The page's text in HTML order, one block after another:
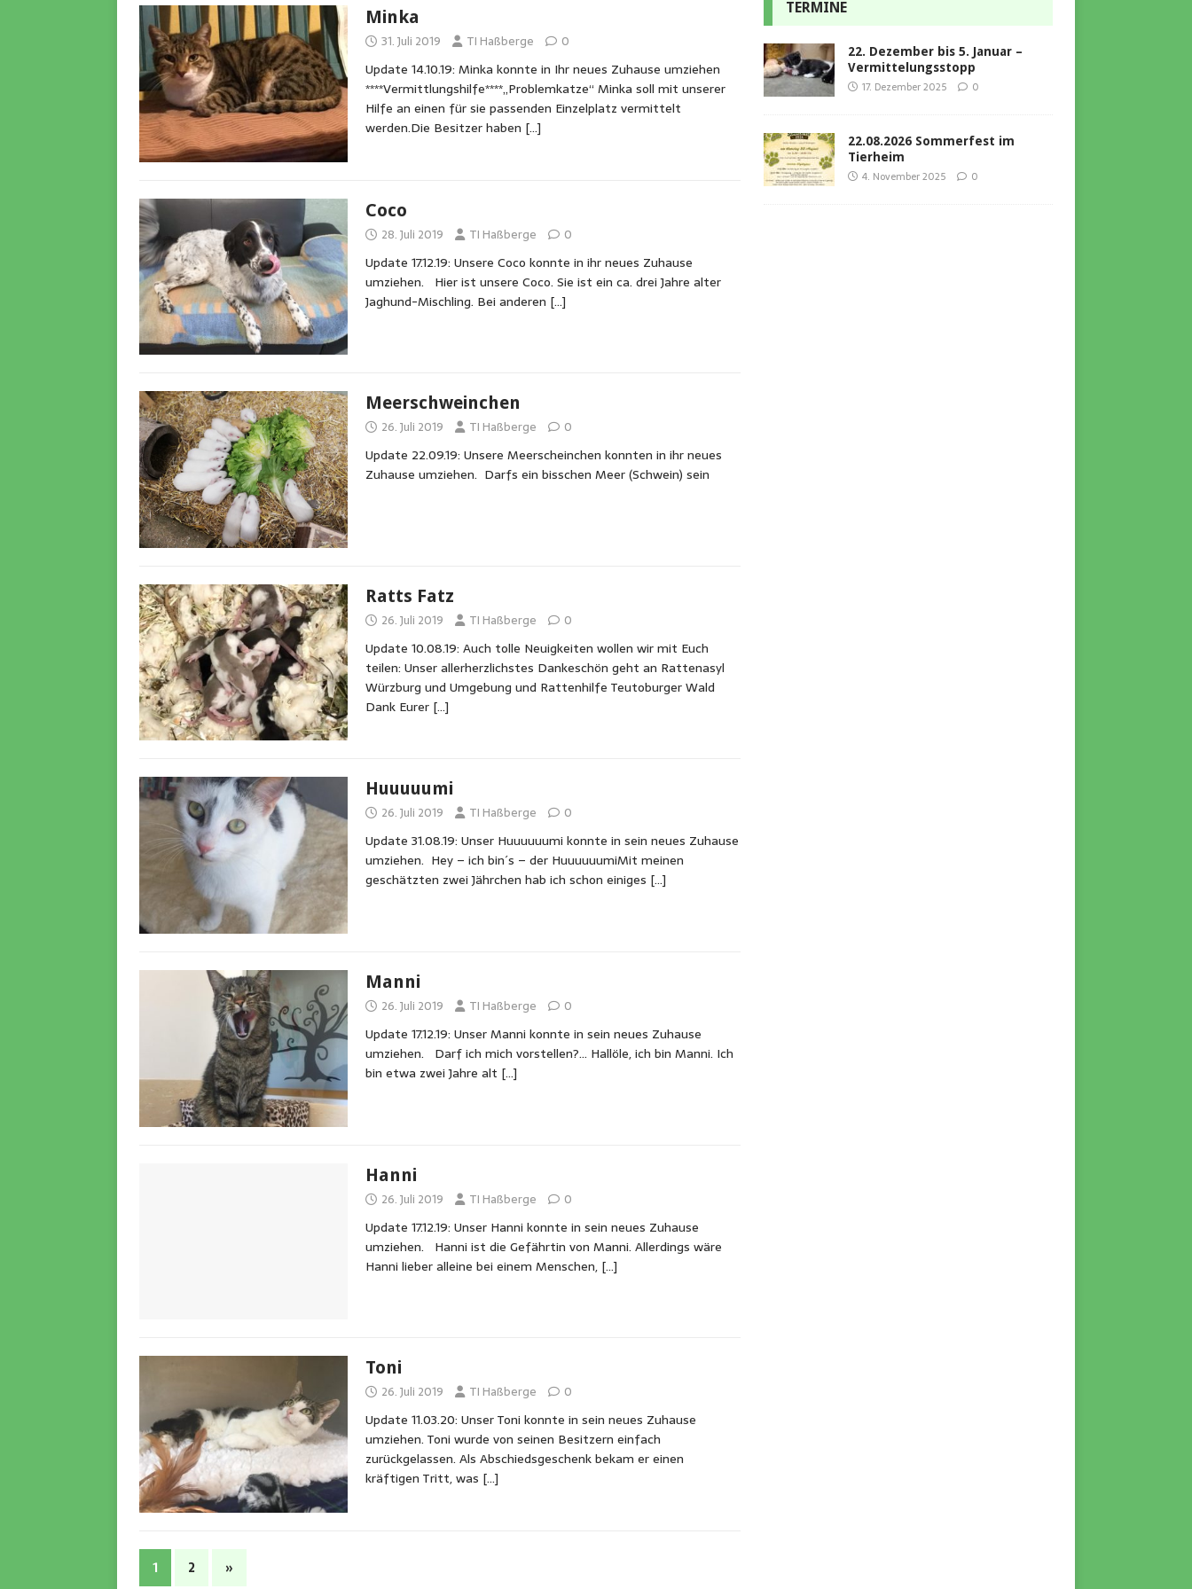
Minka
31. Juli 2019 TI Haßberge 0
Update 14.10.19: Minka konnte in Ihr neues Zuhause umziehen
****Vermittlungshilfe****„Problemkatze“ Minka soll mit unserer
Hilfe an einen für sie passenden Einzelplatz vermittelt
werden.Die Besitzer haben […]
Coco
28. Juli 2019 TI Haßberge 0
Update 17.12.19: Unsere Coco konnte in ihr neues Zuhause
umziehen. Hier ist unsere Coco. Sie ist ein ca. drei Jahre alter
Jaghund-Mischling. Bei anderen […]
Meerschweinchen
26. Juli 2019 TI Haßberge 0
Update 22.09.19: Unsere Meerscheinchen konnten in ihr neues
Zuhause umziehen. Darfs ein bisschen Meer (Schwein) sein
Ratts Fatz
26. Juli 2019 TI Haßberge 0
Update 10.08.19: Auch tolle Neuigkeiten wollen wir mit Euch
teilen: Unser allerherzlichstes Dankeschön geht an Rattenasyl
Würzburg und Umgebung und Rattenhilfe Teutoburger Wald
Dank Eurer […]
Huuuuumi
26. Juli 2019 TI Haßberge 0
Update 31.08.19: Unser Huuuuuumi konnte in sein neues Zuhause
umziehen. Hey – ich bin´s – der HuuuuuumiMit meinen
geschätzten zwei Jährchen hab ich schon einiges […]
Manni
26. Juli 2019 TI Haßberge 0
Update 17.12.19: Unser Manni konnte in sein neues Zuhause
umziehen. Darf ich mich vorstellen?… Hallöle, ich bin Manni. Ich
bin etwa zwei Jahre alt […]
Hanni
26. Juli 2019 TI Haßberge 0
Update 17.12.19: Unser Hanni konnte in sein neues Zuhause
umziehen. Hanni ist die Gefährtin von Manni. Allerdings wäre
Hanni lieber alleine bei einem Menschen, […]
Toni
26. Juli 2019 TI Haßberge 0
Update 11.03.20: Unser Toni konnte in sein neues Zuhause
umziehen. Toni wurde von seinen Besitzern einfach
zurückgelassen. Als Abschiedsgeschenk bekam er einen
kräftigen Tritt, was […]
1 2 »
TERMINE
22. Dezember bis 5. Januar –
Vermittelungsstopp
17. Dezember 2025 0
22.08.2026 Sommerfest im
Tierheim
4. November 2025 0